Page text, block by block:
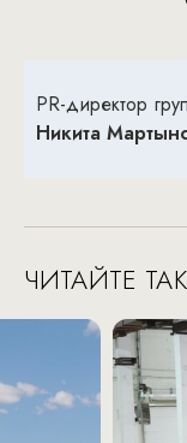
PR-директор
Никита
ЧИТАЙТЕ